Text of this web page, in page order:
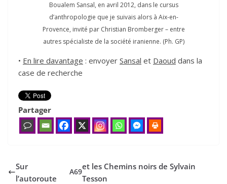
Boualem Sansal, en avril 2012, dans le cursus
d’anthropologie que je suivais alors à Aix-en-
Provence, invité par Christian Bromberger – entre
autres spécialiste de la société iranienne. (Ph. GP)
• En lire davantage : envoyer Sansal et Daoud dans la
case de recherche
Partager
Sur
l’autoroute
A69
et les Chemins noirs de Sylvain
Tesson